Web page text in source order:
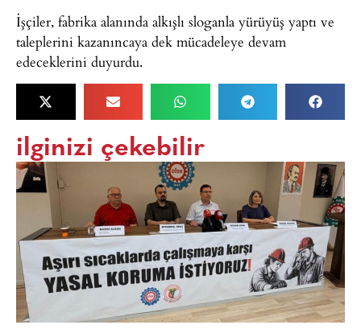
İşçiler, fabrika alanında alkışlı sloganla yürüyüş yaptı ve
taleplerini kazanıncaya dek mücadeleye devam
edeceklerini duyurdu.
ilginizi çekebilir